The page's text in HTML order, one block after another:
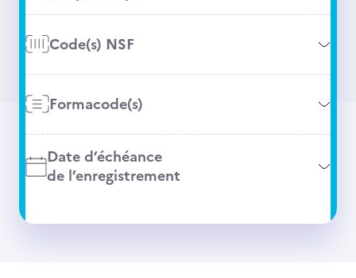
Code(s) NSF
Formacode(s)
Date d’échéance
de l’enregistrement